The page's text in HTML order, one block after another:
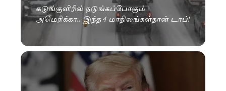
கடுங்குளிரில் நடுங்கப்போகும்
அமெரிக்கா.. இந்த 4 மாநிலங்கள்தான் டாப்!